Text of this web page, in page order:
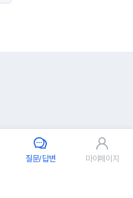
질문/답변 마이페이지